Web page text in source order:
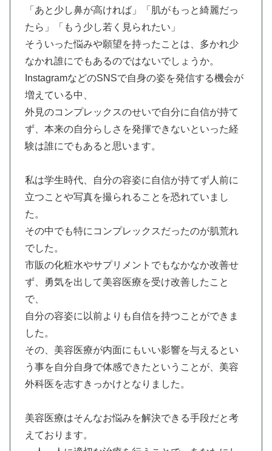
「あと少し鼻が高ければ」「肌がもっと綺麗だっ
たら」「もう少し若く見られたい」
そういった悩みや願望を持ったことは、多かれ少
なかれ誰にでもあるのではないでしょうか。
InstagramなどのSNSで自身の姿を発信する機会が
増えている中、
外見のコンプレックスのせいで自分に自信が持て
ず、本来の自分らしさを発揮できないといった経
験は誰にでもあると思います。
私は学生時代、自分の容姿に自信が持てず人前に
立つことや写真を撮られることを恐れていまし
た。
その中でも特にコンプレックスだったのが肌荒れ
でした。
市販の化粧水やサプリメントでもなかなか改善せ
ず、勇気を出して美容医療を受け改善したこと
で、
自分の容姿に以前よりも自信を持つことができま
した。
その、美容医療が内面にもいい影響を与えるとい
う事を自分自身で体感できたということが、美容
外科医を志すきっかけとなりました。
美容医療はそんなお悩みを解決できる手段だと考
えております。